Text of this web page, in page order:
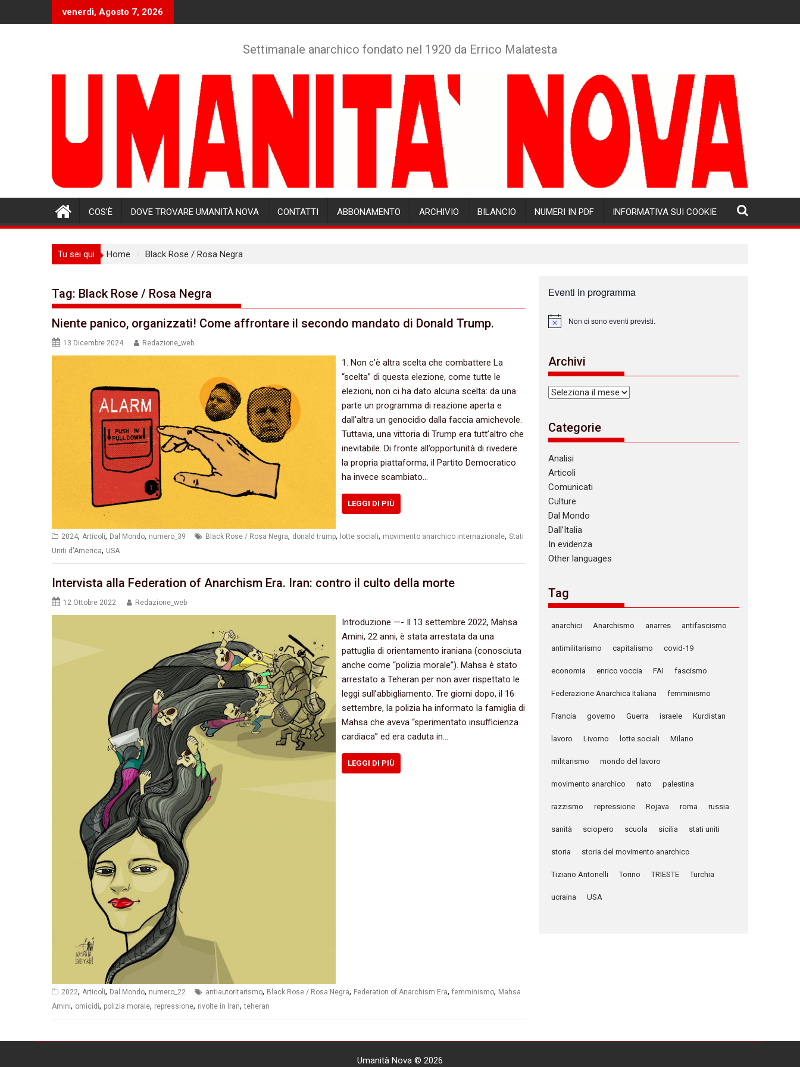
venerdì, Agosto 7, 2026
Settimanale anarchico fondato nel 1920 da Errico Malatesta
COS’È DOVE TROVARE UMANITÀ NOVA CONTATTI ABBONAMENTO ARCHIVIO BILANCIO NUMERI IN PDF INFORMATIVA SUI COOKIE
Tu sei qui Home Black Rose / Rosa Negra
Tag: Black Rose / Rosa Negra
Niente panico, organizzati! Come affrontare il secondo mandato di Donald Trump.
13 Dicembre 2024 Redazione_web
1. Non c’è altra scelta che combattere La
“scelta” di questa elezione, come tutte le
elezioni, non ci ha dato alcuna scelta: da una
parte un programma di reazione aperta e
dall’altra un genocidio dalla faccia amichevole.
Tuttavia, una vittoria di Trump era tutt’altro che
inevitabile. Di fronte all’opportunità di rivedere
la propria piattaforma, il Partito Democratico
ha invece scambiato…
LEGGI DI PIÙ
2024, Articoli, Dal Mondo, numero_39 Black Rose / Rosa Negra, donald trump, lotte sociali, movimento anarchico internazionale, Stati
Uniti d'America, USA
Intervista alla Federation of Anarchism Era. Iran: contro il culto della morte
12 Ottobre 2022 Redazione_web
Introduzione —- Il 13 settembre 2022, Mahsa
Amini, 22 anni, è stata arrestata da una
pattuglia di orientamento iraniana (conosciuta
anche come “polizia morale”). Mahsa è stato
arrestato a Teheran per non aver rispettato le
leggi sull’abbigliamento. Tre giorni dopo, il 16
settembre, la polizia ha informato la famiglia di
Mahsa che aveva “sperimentato insufficienza
cardiaca” ed era caduta in…
LEGGI DI PIÙ
2022, Articoli, Dal Mondo, numero_22 antiautoritarismo, Black Rose / Rosa Negra, Federation of Anarchism Era, femminismo, Mahsa
Amini, omicidi, polizia morale, repressione, rivolte in Iran,teheran
Eventi in programma
N
c
e
Non ci sono eventi previsti.
Archivi
Archivi
Categorie
Analisi
Articoli
Comunicati
Culture
Dal Mondo
Dall’Italia
In evidenza
Other languages
Tag
anarchici Anarchismo anarres antifascismo
antimilitarismo capitalismo covid-19
economia enrico voccia FAI fascismo
Federazione Anarchica Italiana femminismo
Francia governo Guerra israele Kurdistan
lavoro Livorno lotte sociali Milano
militarismo mondo del lavoro
movimento anarchico nato palestina
razzismo repressione Rojava roma russia
sanità sciopero scuola sicilia stati uniti
storia storia del movimento anarchico
Tiziano Antonelli Torino TRIESTE Turchia
ucraina USA
Umanità Nova © 2026